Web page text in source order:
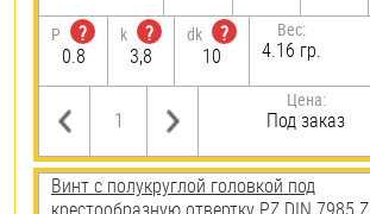
P
?
0.8
k
?
3,8
dk
?
10
Вес:
4.16 гр.
Цена:
Под заказ
Винт с полукруглой головкой под